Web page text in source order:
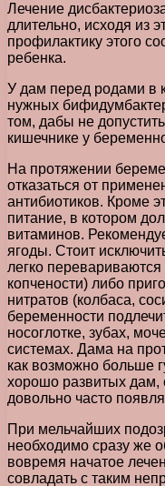
Лечение
длительно, исходя из
профилактику этого
ребенка.
У дам перед родами в
нужных
том, дабы не
кишечнике у
На протяжении
отказаться от
антибиотиков. Кроме
питание, в котором
витаминов.
ягоды. Стоит
легко
копчености) либо
нитратов (колбаса,
беременности
носоглотке, зубах,
системах. Дама на
как возможно больше
хорошо развитых
довольно часто
При мельчайших
необходимо сразу же
вовремя начатое
совладать с таким